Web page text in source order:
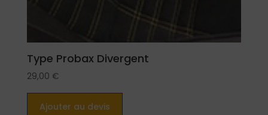
Type Probax Divergent
29,00 €
Ajouter au devis